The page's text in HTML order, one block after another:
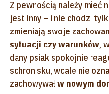
Z pewnością należy mieć
jest inny – i nie chodzi
zmieniają swoje
sytuacji czy warunków,
dany psiak spokojnie
schronisku, wcale nie
zachowywałw nowym